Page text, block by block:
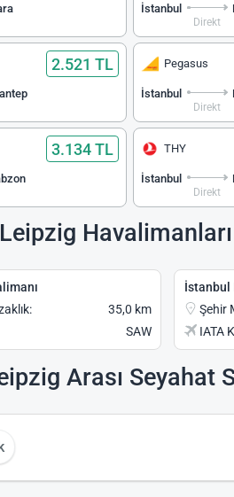
İstanbul
Direkt
2.521 TL Pegasus
İstanbul
Direkt
3.134 TL THY
İstanbul
Direkt
Havalimanları
35,0 km
SAW
İstanbul
Şehir
IATA
Arası Seyahat